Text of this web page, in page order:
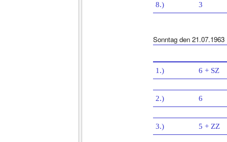
8.) 3
Sonntag den 21.07.1963
1.) 6 + SZ
2.) 6
3.) 5 + ZZ